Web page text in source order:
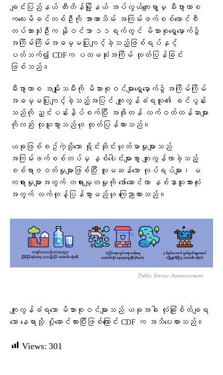
ချင်းပြည်နယ် တီးတိန်မြို့နယ် အပ်လွယ်ကျေးရွာမှ မီးဖွားကာစ
ကလေးမိခင်တစ်ဦးကို အာဏာသိမ်း အကြမ်းဖက်စစ်ကောင်စီ
တပ်သားသုံးဦးက နိုဝင်ဘာ ၁၁ရက်တွင် မိသားစုရှေ့မှောက်၌
အကြိမ်ကြိမ်အဓမ္မပြုကျင့်ခဲ့သည့်ဖြစ်ရပ်နှင့်
ပတ်သက်၍ CDFက ပထမဆုံးအကြိမ် ထုတ်ပြန်ခြင်း
ဖြစ်သည်။
မီးဖွားကာစ အမျိုးသမီးကို မိသားစုဝင်များရှေ့မှောက်၌အကြိမ်ကြိမ်
အဓမ္မပြုကျင့်ခဲ့သည့်အပြင် ကျူးလွန်ခံရသူ၏ ခင်ပွန်း
သည်ကို ညှင်းပန်းနှိပ်စက်ပြီး အဖိုးတန် လက်ဝတ်တန်ဆာများ
ကိုလည်း လုယူသွားသည်ဟု ထုတ်ပြန်ထားသည်။
ယခုဖြစ်စဥ်ကဲ့သို့သော ရိုင်းဆိုင်းယုတ်မာမှုများသည်
အကြမ်းဖက်စစ်တပ်မှ နှစ်ပေါင်းများစွာ ကျူးလွန်လာခဲ့သည့်
စစ်ရာဇဝတ်မှုများဖြစ်ပြီး လူမဆန်သော လုပ်ရပ်များ၊ မ
တရားမှုများအတွက် တရားမျှတမှုကို ဖော်ဆောင်ကာ နစ်နာသူအားလုံး
အတွက် လက်တုန့်ပြန်သွားမည်ဟု ကြေညာထားသည်။
Public Service Announcement
ကျူးလွန်ခံရသော မိသားစုဝင်များသည် ယခုအခါ လုံခြုံစိတ်ချရ
သော နေရာသို့ ပို့ဆောင်ထားပြီး​ဖြစ်ကြောင်း CDF က အသိပေးထားသည်။
Views: 301